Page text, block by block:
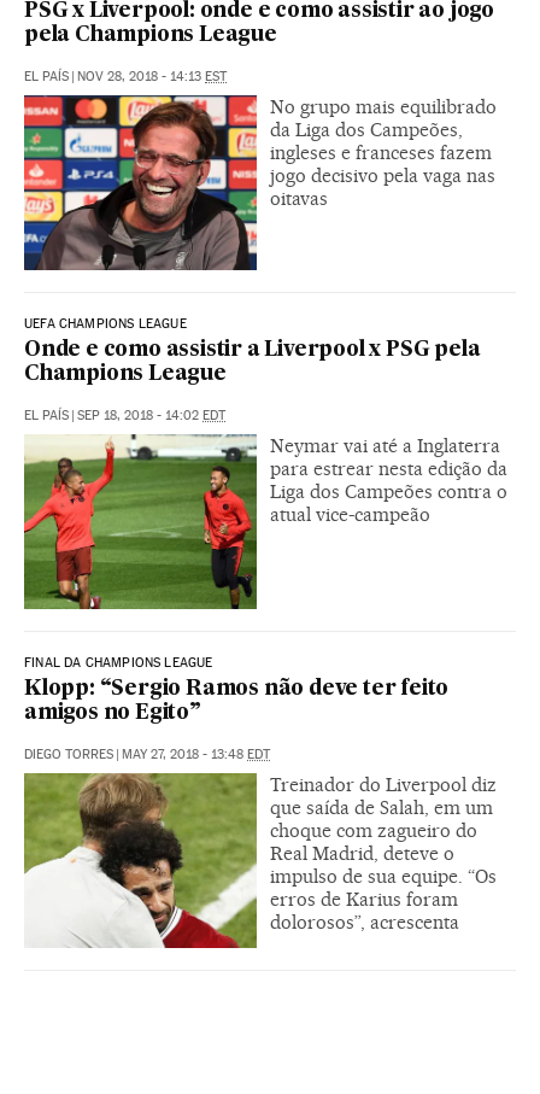
PSG x Liverpool: onde e como assistir ao jogo
pela Champions League
EL PAÍS | NOV 28, 2018 - 14:13 EST
No grupo mais equilibrado
da Liga dos Campeões,
ingleses e franceses fazem
jogo decisivo pela vaga nas
oitavas
UEFA CHAMPIONS LEAGUE
Onde e como assistir a Liverpool x PSG pela
Champions League
EL PAÍS | SEP 18, 2018 - 14:02 EDT
Neymar vai até a Inglaterra
para estrear nesta edição da
Liga dos Campeões contra o
atual vice-campeão
FINAL DA CHAMPIONS LEAGUE
Klopp: “Sergio Ramos não deve ter feito
amigos no Egito”
DIEGO TORRES | MAY 27, 2018 - 13:48 EDT
Treinador do Liverpool diz
que saída de Salah, em um
choque com zagueiro do
Real Madrid, deteve o
impulso de sua equipe. “Os
erros de Karius foram
dolorosos”, acrescenta